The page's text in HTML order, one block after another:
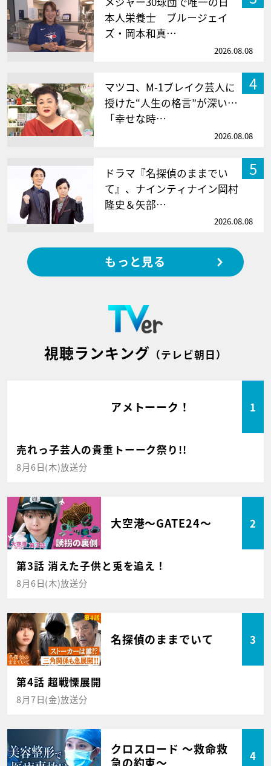
本人栄養士 ブルージェイ
ズ・岡本和真…
2026.08.08
4
マツコ、M-1ブレイク芸人に
授けた“人生の格言”が深い…
「幸せな時…
2026.08.08
5
ドラマ『名探偵のままでい
て』、ナインティナイン岡村
隆史＆矢部…
2026.08.08
もっと見る
視聴ランキング （テレビ朝日）
アメトーーク！ 1
売れっ子芸人の貴重トーーク祭り!!
8月6日(木)放送分
大空港～GATE24～ 2
第3話 消えた子供と兎を追え！
8月6日(木)放送分
名探偵のままでいて 3
第4話 超戦慄展開
8月7日(金)放送分
クロスロード ～救命救
急の約束～
4